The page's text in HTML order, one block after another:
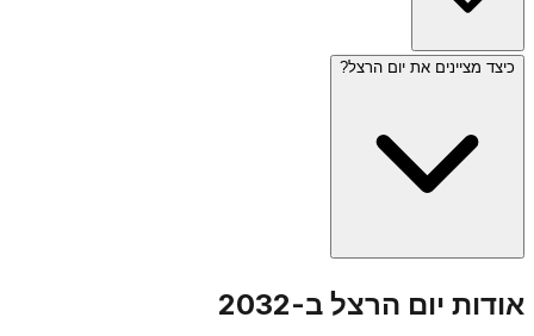
היום נקבע בחוק ומצוין בטקסים ממלכתיים, בעיקר בהר הרצל
בירושלים.
כיצד מציינים את יום הרצל?
יום הרצל מצוין בטקס ממלכתי בהר הרצל, הנחת זרים, ופעילויות
חינוכיות על חזונו הציוני. מדי שנה מוענק פרס הרצל לפעילות
אודות יום הרצל ב-2032